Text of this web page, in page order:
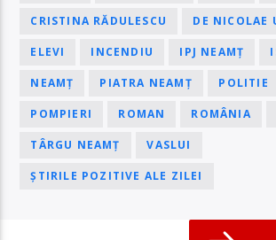
CRISTINA RĂDULESCU DE NICOLAE
ELEVI INCENDIU IPJ NEAMȚ
NEAMȚ PIATRA NEAMȚ POLITIE
POMPIERI ROMAN ROMÂNIA
TÂRGU NEAMȚ VASLUI
ȘTIRILE POZITIVE ALE ZILEI